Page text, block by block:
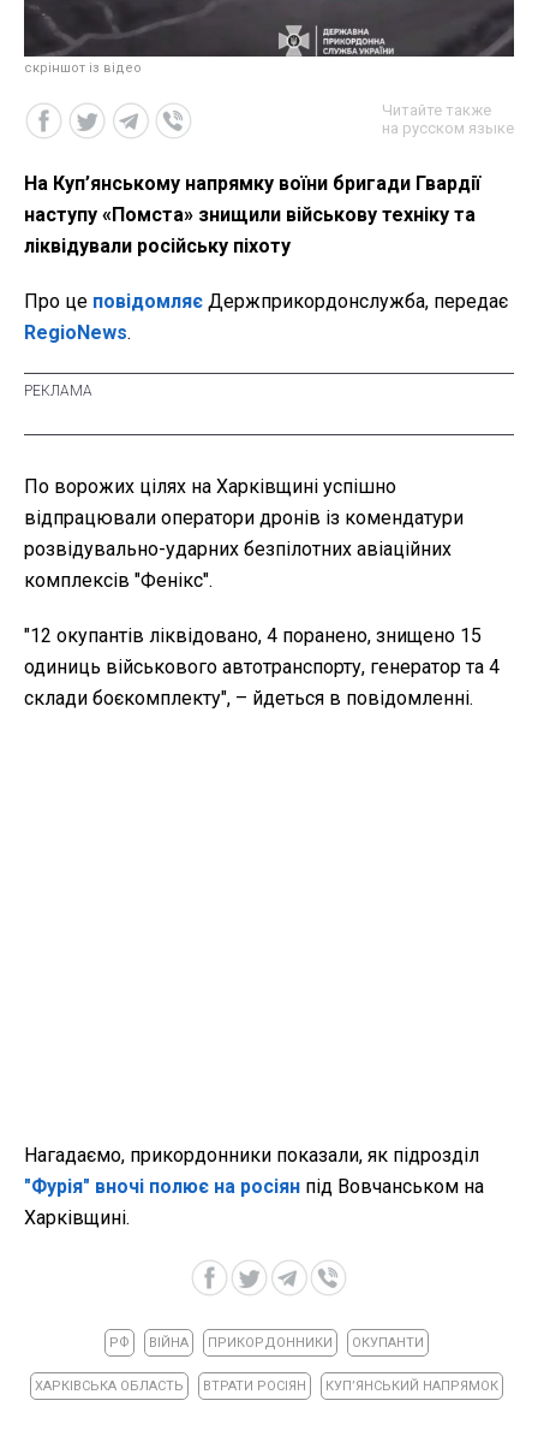
скріншот із відео
Читайте также
на русском языке
На Куп’янському напрямку воїни бригади Гвардії
наступу «Помста» знищили військову техніку та
ліквідували російську піхоту
Про це повідомляє Держприкордонслужба, передає
RegioNews.
По ворожих цілях на Харківщині успішно
відпрацювали оператори дронів із комендатури
розвідувально-ударних безпілотних авіаційних
комплексів "Фенікс".
"12 окупантів ліквідовано, 4 поранено, знищено 15
одиниць військового автотранспорту, генератор та 4
склади боєкомплекту", – йдеться в повідомленні.
Нагадаємо, прикордонники показали, як підрозділ
"Фурія" вночі полює на росіян під Вовчанськом на
Харківщині.
РФ ВІЙНА ПРИКОРДОННИКИ ОКУПАНТИ
ХАРКІВСЬКА ОБЛАСТЬ ВТРАТИ РОСІЯН КУПʼЯНСЬКИЙ НАПРЯМОК